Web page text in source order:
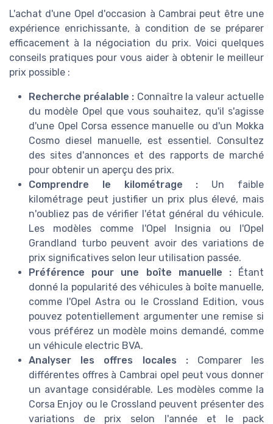
L'achat d'une Opel d'occasion à Cambrai peut être une
expérience enrichissante, à condition de se préparer
efficacement à la négociation du prix. Voici quelques
conseils pratiques pour vous aider à obtenir le meilleur
prix possible :
Recherche préalable : Connaître la valeur actuelle
du modèle Opel que vous souhaitez, qu'il s'agisse
d'une Opel Corsa essence manuelle ou d'un Mokka
Cosmo diesel manuelle, est essentiel. Consultez
des sites d'annonces et des rapports de marché
pour obtenir un aperçu des prix.
Comprendre le kilométrage : Un faible
kilométrage peut justifier un prix plus élevé, mais
n'oubliez pas de vérifier l'état général du véhicule.
Les modèles comme l'Opel Insignia ou l'Opel
Grandland turbo peuvent avoir des variations de
prix significatives selon leur utilisation passée.
Préférence pour une boîte manuelle :Étant
donné la popularité des véhicules à boîte manuelle,
comme l'Opel Astra ou le Crossland Edition, vous
pouvez potentiellement argumenter une remise si
vous préférez un modèle moins demandé, comme
un véhicule electric BVA.
Analyser les offres locales :Comparer les
différentes offres à Cambrai opel peut vous donner
un avantage considérable. Les modèles comme la
Corsa Enjoy ou le Crossland peuvent présenter des
variations de prix selon l'année et le pack